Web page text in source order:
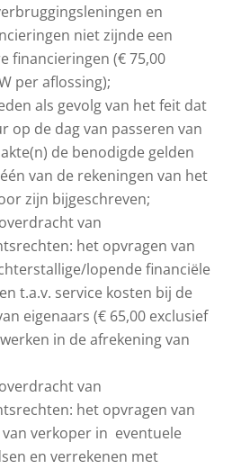
en
niet zijnde een
financieringen (€ 75,00
per aflossing);
als gevolg van het feit dat
op de dag van passeren van
de benodigde gelden
van de rekeningen van het
zijn bijgeschreven;
van
het opvragen van
lopende financiële
t.a.v. service kosten bij de
eigenaars (€ 65,00 exclusief
in de afrekening van
van
het opvragen van
verkoper in eventuele
en verrekenen met